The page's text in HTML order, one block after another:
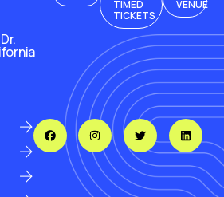
TIMED
TICKETS
VENUE